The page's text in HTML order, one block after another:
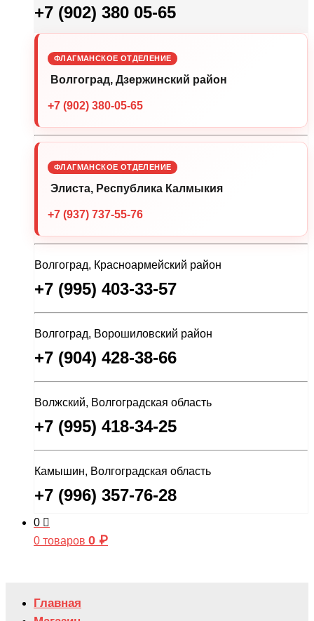
+7 (902) 380 05-65
ФЛАГМАНСКОЕ ОТДЕЛЕНИЕ
Волгоград, Дзержинский район
+7 (902) 380-05-65
ФЛАГМАНСКОЕ ОТДЕЛЕНИЕ
Элиста, Республика Калмыкия
+7 (937) 737-55-76
Волгоград, Красноармейский район
+7 (995) 403-33-57
Волгоград, Ворошиловский район
+7 (904) 428-38-66
Волжский, Волгоградская область
+7 (995) 418-34-25
Камышин, Волгоградская область
+7 (996) 357-76-28
0
0 товаров 0 ₽
Главная